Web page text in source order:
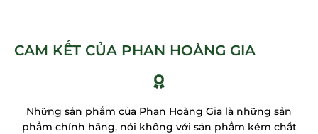
CAM KẾT CỦA PHAN HOÀNG GIA
Những sản phẩm của Phan Hoàng Gia là những sản
phẩm chính hãng, nói không với sản phẩm kém chất